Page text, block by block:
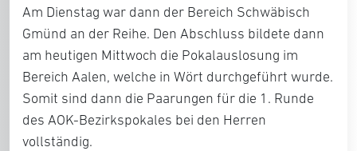
Am Dienstag war dann der Bereich Schwäbisch
Gmünd an der Reihe. Den Abschluss bildete dann
am heutigen Mittwoch die Pokalauslosung im
Bereich Aalen, welche in Wört durchgeführt wurde.
Somit sind dann die Paarungen für die 1. Runde
des AOK-Bezirkspokales bei den Herren
vollständig.